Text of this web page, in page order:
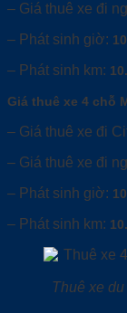
– Giá thuê xe đi
– Phát sinh giờ:
– Phát sinh km:
Giá thuê xe 4 chỗ
– Giá thuê xe đi
– Giá thuê xe đi
– Phát sinh giờ:
– Phát sinh km:
Thuê xe